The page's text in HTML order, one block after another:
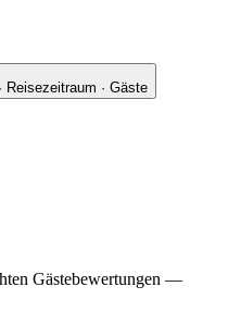
Reisezeitraum · Gäste
Gästebewertungen —